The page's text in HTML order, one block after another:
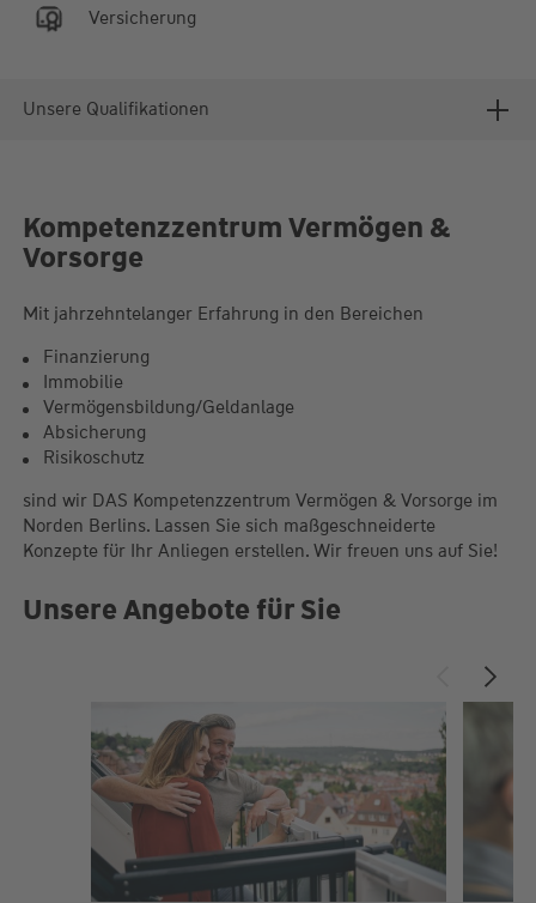
Versicherung
Unsere Qualifikationen
Kompetenzzentrum Vermögen &
Vorsorge
Mit jahrzehntelanger Erfahrung in den Bereichen
Finanzierung
Immobilie
Vermögensbildung/Geldanlage
Absicherung
Risikoschutz
sind wir DAS Kompetenzzentrum Vermögen & Vorsorge im
Norden Berlins. Lassen Sie sich maßgeschneiderte
Konzepte für Ihr Anliegen erstellen. Wir freuen uns auf Sie!
Unsere Angebote für Sie